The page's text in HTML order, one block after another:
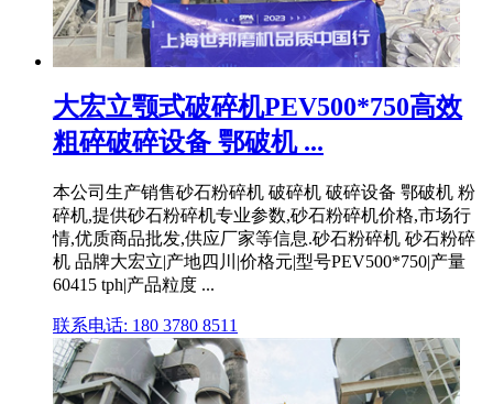
大宏立颚式破碎机PEV500*750高效
粗碎破碎设备 鄂破机 ...
本公司生产销售砂石粉碎机 破碎机 破碎设备 鄂破机 粉
碎机,提供砂石粉碎机专业参数,砂石粉碎机价格,市场行
情,优质商品批发,供应厂家等信息.砂石粉碎机 砂石粉碎
机 品牌大宏立|产地四川|价格元|型号PEV500*750|产量
60415 tph|产品粒度 ...
联系电话: 180 3780 8511